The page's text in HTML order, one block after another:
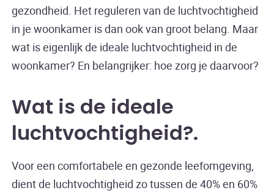
gezondheid. Het reguleren van de luchtvochtigheid
in je woonkamer is dan ook van groot belang. Maar
wat is eigenlijk de ideale luchtvochtigheid in de
woonkamer? En belangrijker: hoe zorg je daarvoor?
Wat is de ideale
luchtvochtigheid?
Voor een comfortabele en gezonde leefomgeving,
dient de luchtvochtigheid zo tussen de 40% en 60%